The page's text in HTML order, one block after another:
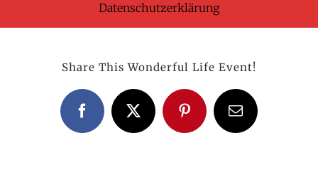
Share This Wonderful Life Event!
FacebookX PinterestE-
Mail
Datenschutzerklärung